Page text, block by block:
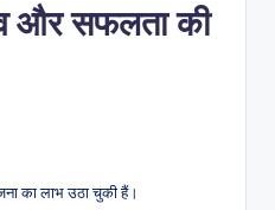
और सफलता की
का लाभ उठा चुकी हैं।